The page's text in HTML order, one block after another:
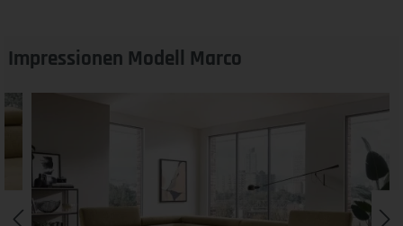
Impressionen Modell Marco